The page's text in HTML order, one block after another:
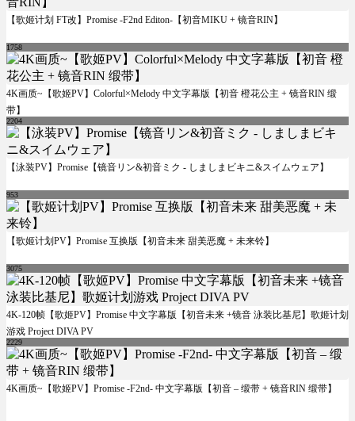
【歌姬计划 FT改】Promise -F2nd Editon-【初音MIKU + 镜音RIN】
1758
4K画质~【歌姬PV】Colorful×Melody 中文字幕版【初音 橙花公主 + 镜音RIN 缎
带】
2204
【泳装PV】Promise【镜音リン&初音ミク - しましまビキニ&スイムウェア】
953
【歌姬计划PV】Promise 互换版【初音未来 甜美恶魔 + 未来铃】
3075
4K-120帧【歌姬PV】Promise 中文字幕版【初音未来 +镜音 泳装比基尼】歌姬计划
游戏 Project DIVA PV
2229
4K画质~【歌姬PV】Promise -F2nd- 中文字幕版【初音 – 缎带 + 镜音RIN 缎带】